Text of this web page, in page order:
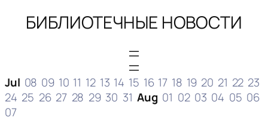
БИБЛИОТЕЧНЫЕ НОВОСТИ
Jul 08 09 10 11 12 13 14 15 16 17 18 19 20 21 22 23
24 25 26 27 28 29 30 31 Aug 01 02 03 04 05 06
07